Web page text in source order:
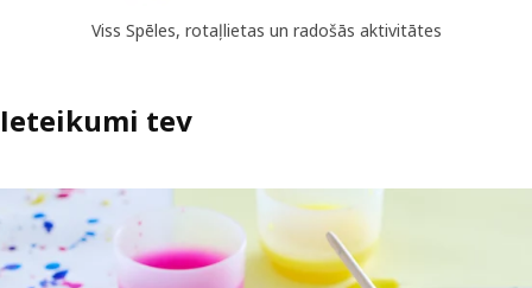
Viss Spēles, rotaļlietas un radošās aktivitātes
Ieteikumi tev